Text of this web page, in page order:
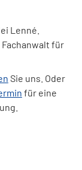
Lenné.
für
Sie uns. Oder
für eine